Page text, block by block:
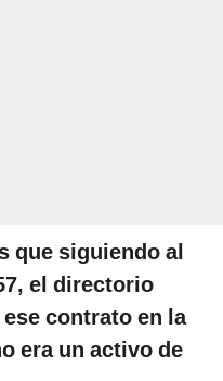
que siguiendo al
el directorio
contrato en la
era un activo de